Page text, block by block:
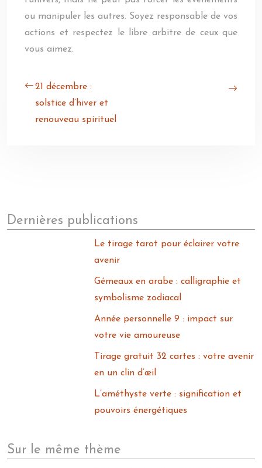
ou manipuler les autres. Soyez responsable de vos
actions et respectez le libre arbitre de ceux que
vous aimez.
21 décembre :
solstice d’hiver et
renouveau spirituel
Dernières publications
Le tirage tarot pour éclairer votre
avenir
Gémeaux en arabe : calligraphie et
symbolisme zodiacal
Année personnelle 9 : impact sur
votre vie amoureuse
Tirage gratuit 32 cartes : votre avenir
en un clin d’œil
L’améthyste verte : signification et
pouvoirs énergétiques
Sur le même thème